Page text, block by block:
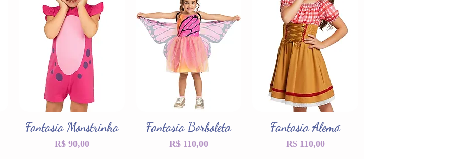
Visualização rápida
Fantasia Monstrinha
Preço
R$ 90,00
Visualização rápida
Fantasia Borboleta
Preço
R$ 110,00
Visualização rápida
Fantasia Alemã
Preço
R$ 110,00